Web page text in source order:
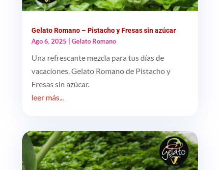
Gelato Romano – Pistacho y Fresas sin azúcar
Ago 6, 2025
Gelato Romano
Una refrescante mezcla para tus días de
vacaciones. Gelato Romano de Pistacho y
Fresas sin azúcar.
leer más...